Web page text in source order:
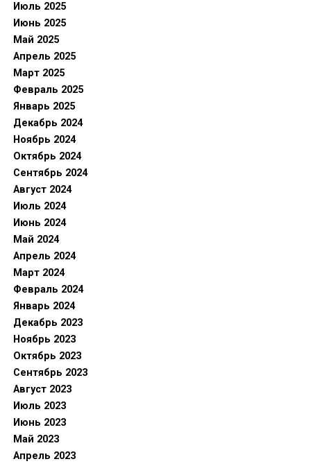
Июль 2025
Июнь 2025
Май 2025
Апрель 2025
Март 2025
Февраль 2025
Январь 2025
Декабрь 2024
Ноябрь 2024
Октябрь 2024
Сентябрь 2024
Август 2024
Июль 2024
Июнь 2024
Май 2024
Апрель 2024
Март 2024
Февраль 2024
Январь 2024
Декабрь 2023
Ноябрь 2023
Октябрь 2023
Сентябрь 2023
Август 2023
Июль 2023
Июнь 2023
Май 2023
Апрель 2023